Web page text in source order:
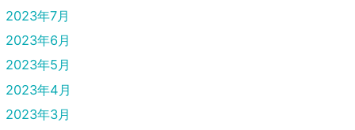
2023年7月
2023年6月
2023年5月
2023年4月
2023年3月